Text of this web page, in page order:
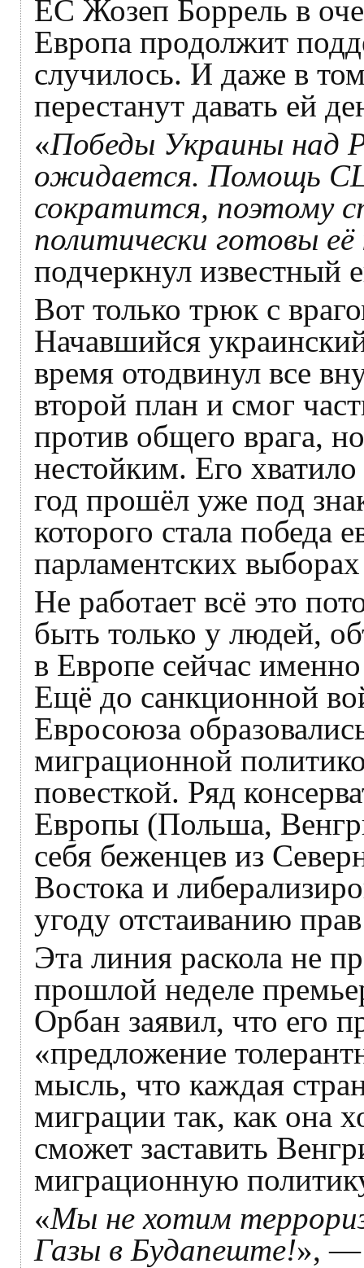
ЕС Жозеп Боррель в
Европа продолжит
случилось. И даже в
перестанут давать ей
«Победы Украины над
ожидается. Помощь
сократится, поэтому
политически готовы
подчеркнул известный
Вот только трюк с
Начавшийся
время отодвинул все
второй план и смог
против общего врага,
нестойким. Его
год прошёл уже под
которого стала победа
парламентских
Не работает всё это
быть только у людей,
в Европе сейчас
Ещё до санкционной
Евросоюза
миграционной
повесткой. Ряд
Европы (Польша,
себя беженцев из
Востока и
угоду отстаиванию
Эта линия раскола не
прошлой неделе
Орбан заявил, что его
«предложение
мысль, что каждая
миграции так, как она
сможет заставить
миграционную
«Мы не хотим
Газы в Будапеште!», —